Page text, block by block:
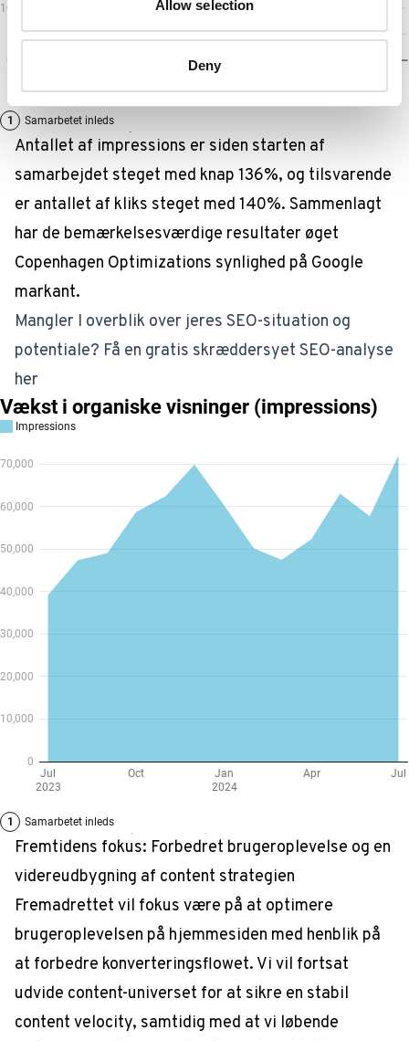
Allow selection
Deny
Antallet af impressions er siden starten af
samarbejdet steget med knap 136%, og tilsvarende
er antallet af kliks steget med 140%. Sammenlagt
har de bemærkelsesværdige resultater øget
Copenhagen Optimizations synlighed på Google
markant.
Mangler I overblik over jeres SEO-situation og
potentiale? Få en gratis skræddersyet SEO-analyse
her
Fremtidens fokus: Forbedret brugeroplevelse og en
videreudbygning af content strategien
Fremadrettet vil fokus være på at optimere
brugeroplevelsen på hjemmesiden med henblik på
at forbedre konverteringsflowet. Vi vil fortsat
udvide content-universet for at sikre en stabil
content velocity, samtidig med at vi løbende